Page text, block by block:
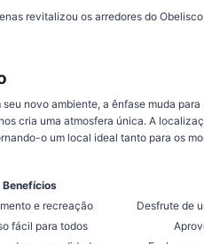
revitalizou os arredores do
novo ambiente, a ênfase muda
cria uma atmosfera única. A
o um local ideal tanto para os
Benefícios
e recreação
Desfrute de
fácil para todos